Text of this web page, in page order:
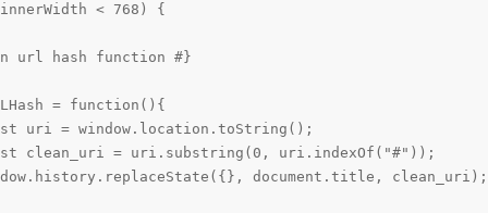
< 768) {
url hash function #}
= function(){
uri = window.location.toString();
clean_uri = uri.substring(0, uri.indexOf("#"));
document.title, clean_uri);